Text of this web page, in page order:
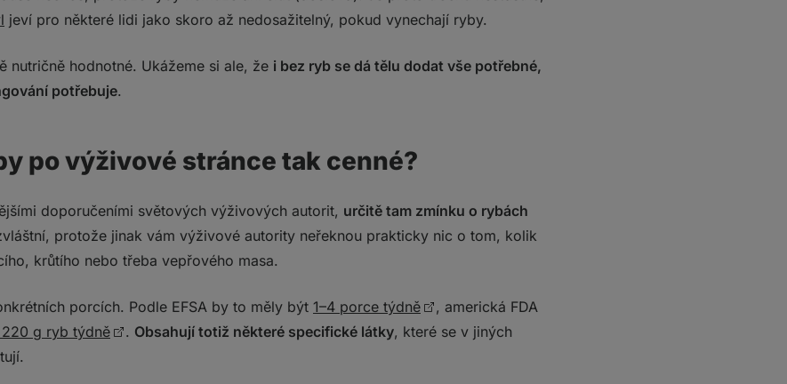
jeví pro některé lidi jako skoro až nedosažitelný, pokud vynechají ryby.
nutričně hodnotné. Ukážeme si ale, že i bez ryb se dá tělu dodat vše potřebné,
potřebuje.
po výživové stránce tak cenné?
doporučeními světových výživových autorit, určitě tam zmínku o rybách
protože jinak vám výživové autority neřeknou prakticky nic o tom, kolik
krůtího nebo třeba vepřového masa.
porcích. Podle EFSA by to měly být 1–4 porce týdně
, americká FDA
220 g ryb týdně . Obsahují totiž některé specifické látky, které se v jiných